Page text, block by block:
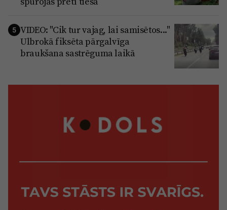
5 VIDEO: "Cik tur vajag, lai samisētos..."
Ulbrokā fiksēta pārgalvīga
braukšana sastrēguma laikā